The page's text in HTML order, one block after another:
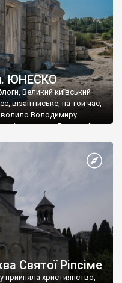
ЮНЕСКО
Великий київський
візантійське, на той час,
Володимиру
імператору Василю ІІ, та
Василем-християнином.
Херсонесу Таврійського
Святої Ріпсіме
прийняла християнство,